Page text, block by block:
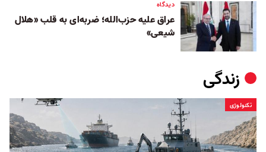
دیدگاه
عراق علیه حزب‌الله؛ ضربه‌ای به قلب «هلال
شیعی»
زندگی
تکنولوژی